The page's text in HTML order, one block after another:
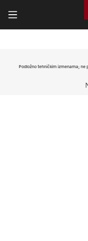
Podložno tehničkim izmenama; ne